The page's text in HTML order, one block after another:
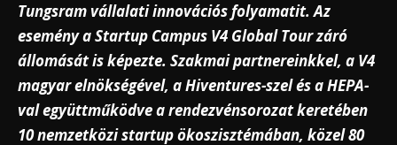
Tungsram vállalati innovációs folyamatit. Az
esemény a Startup Campus V4 Global Tour záró
állomását is képezte. Szakmai partnereinkkel, a V4
magyar elnökségével, a Hiventures-szel és a HEPA-
val együttműködve a rendezvénsorozat keretében
10 nemzetközi startup ökoszisztémában, közel 80